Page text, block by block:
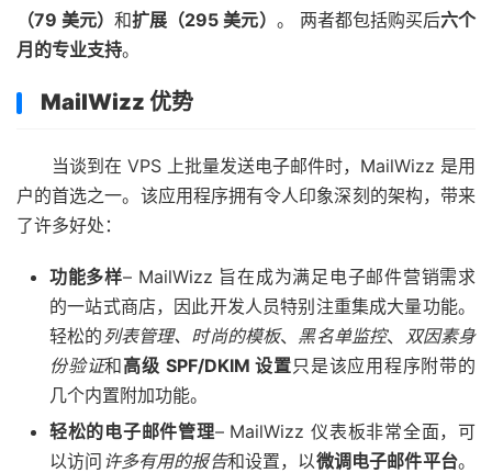
（79 美元）和扩展（295 美元） 。 两者都包括购买后六个
月的专业支持。
MailWizz 优势
当谈到在 VPS 上批量发送电子邮件时，MailWizz 是用
户的首选之一。该应用程序拥有令人印象深刻的架构，带来
了许多好处：
功能多样– MailWizz 旨在成为满足电子邮件营销需求
的一站式商店，因此开发人员特别注重集成大量功能。
轻松的 列表管理、时尚的模板、 黑名单监控、
双因素身
份验证和高级 SPF/DKIM 设置只是该应用程序附带的
几个内置附加功能。
轻松的电子邮件管理– MailWizz 仪表板非常全面，可
以访问 许多有用的报告和设置，以微调电子邮件平台。